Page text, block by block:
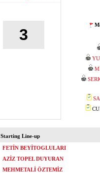
3
Starting Line-up
FETİN BEYİTOGLULARI
AZİZ TOPEL DUYURAN
MEHMETALİ ÖZTEMİZ